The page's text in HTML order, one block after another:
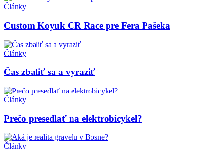
Články
Custom Koyuk CR Race pre Fera Pašeka
Články
Čas zbaliť sa a vyraziť
Články
Prečo presedlať na elektrobicykel?
Články